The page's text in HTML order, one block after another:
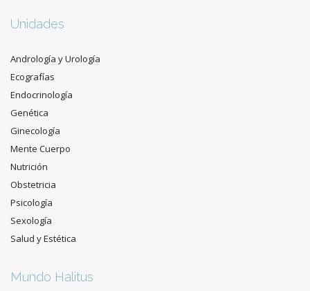
Unidades
Andrología y Urología
Ecografías
Endocrinología
Genética
Ginecología
Mente Cuerpo
Nutrición
Obstetricia
Psicología
Sexología
Salud y Estética
Mundo Halitus